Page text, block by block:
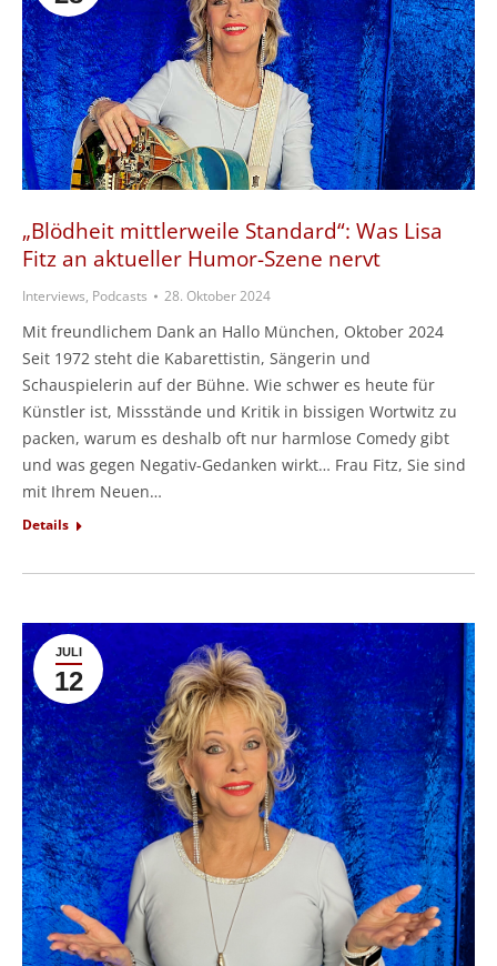
„Blödheit mittlerweile Standard“: Was Lisa
Fitz an aktueller Humor-Szene nervt
Interviews, Podcasts 28. Oktober 2024
Mit freundlichem Dank an Hallo München, Oktober 2024
Seit 1972 steht die Kabarettistin, Sängerin und
Schauspielerin auf der Bühne. Wie schwer es heute für
Künstler ist, Missstände und Kritik in bissigen Wortwitz zu
packen, warum es deshalb oft nur harmlose Comedy gibt
und was gegen Negativ-Gedanken wirkt… Frau Fitz, Sie sind
mit Ihrem Neuen…
Details
JULI
12